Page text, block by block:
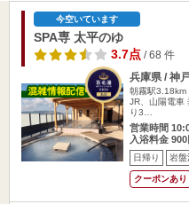
今空いています
SPA専 太平のゆ
3.7点/ 68 件
兵庫県 / 神
朝霧駅3.18km
JR、山陽電車
り3…
営業時間
入浴料金 900
日帰り 岩盤
クーポンあり